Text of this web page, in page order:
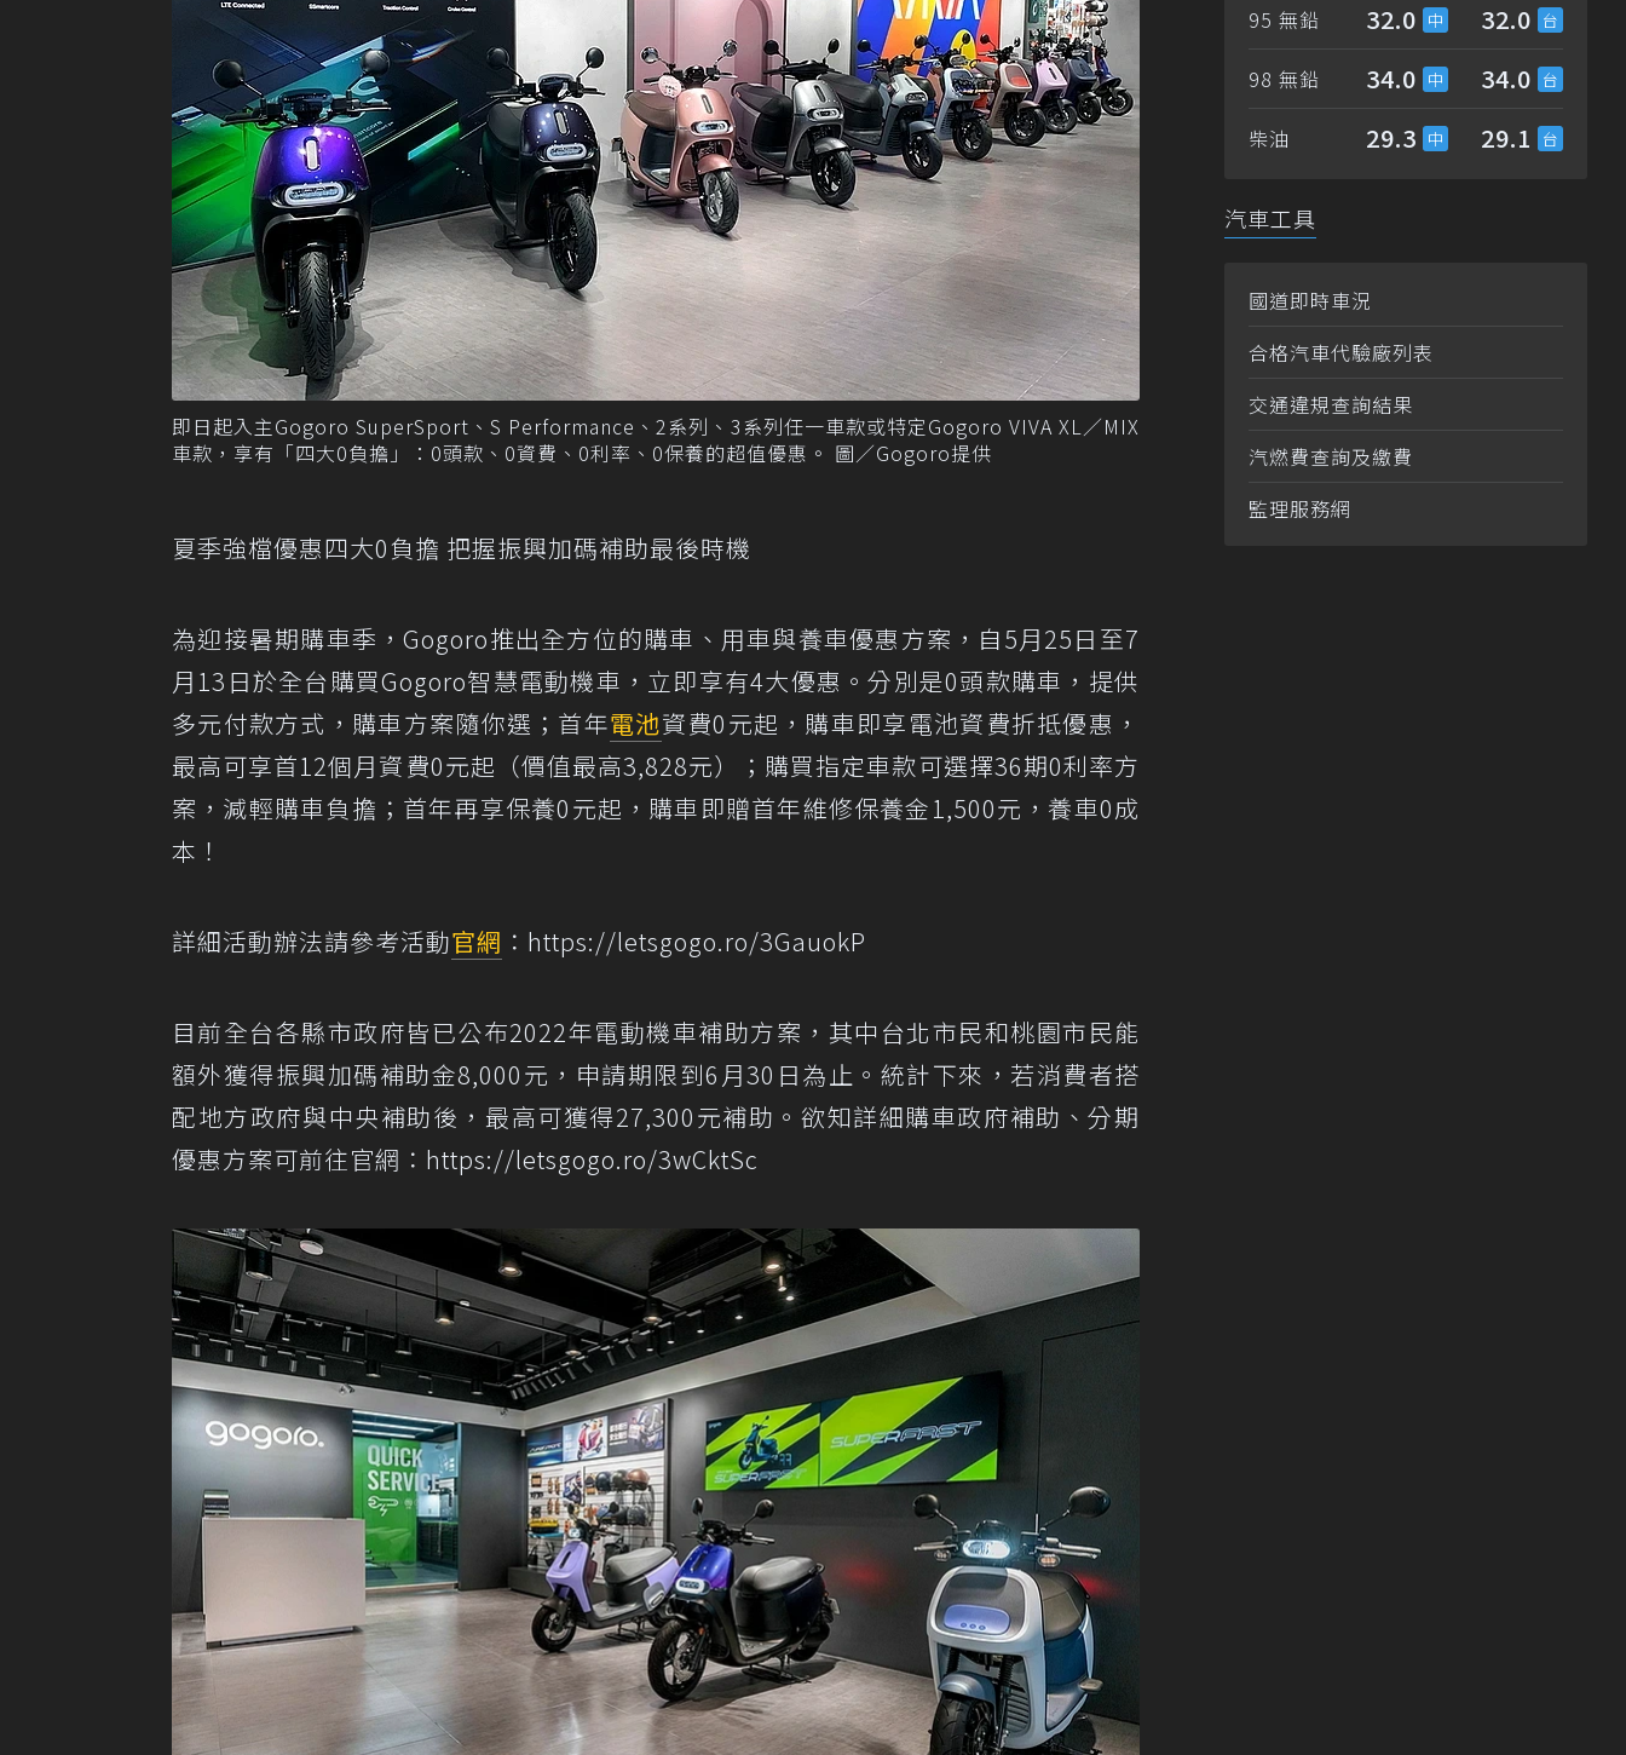
即日起入主Gogoro SuperSport、S Performance、2系列、3系列任一車款或特定Gogoro VIVA XL／MIX
車款，享有「四大0負擔」：0頭款、0資費、0利率、0保養的超值優惠。 圖／Gogoro提供
夏季強檔優惠四大0負擔 把握振興加碼補助最後時機
為迎接暑期購車季，Gogoro推出全方位的購車、用車與養車優惠方案，自5月25日至7
月13日於全台購買Gogoro智慧電動機車，立即享有4大優惠。分別是0頭款購車，提供
多元付款方式，購車方案隨你選；首年電池資費0元起，購車即享電池資費折抵優惠，
最高可享首12個月資費0元起（價值最高3,828元）；購買指定車款可選擇36期0利率方
案，減輕購車負擔；首年再享保養0元起，購車即贈首年維修保養金1,500元，養車0成
本！
詳細活動辦法請參考活動官網 ： https://letsgogo.ro/3GauokP
目前全台各縣市政府皆已公布2022年電動機車補助方案，其中台北市民和桃園市民能
額外獲得振興加碼補助金8,000元，申請期限到6月30日為止。統計下來，若消費者搭
配地方政府與中央補助後，最高可獲得27,300元補助。欲知詳細購車政府補助、分期
優惠方案可前往官網： https://letsgogo.ro/3wCktSc
95 無鉛 32.0 32.0
98 無鉛 34.0 34.0
柴油 29.3 29.1
汽車工具
國道即時車況
合格汽車代驗廠列表
交通違規查詢結果
汽燃費查詢及繳費
監理服務網